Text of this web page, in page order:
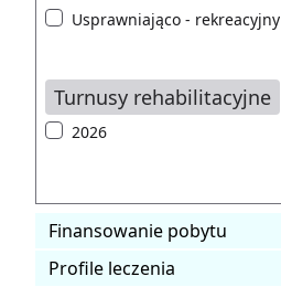
Usprawniająco - rekreacyjny
Turnusy rehabilitacyjne
2026
Finansowanie pobytu
Profile leczenia